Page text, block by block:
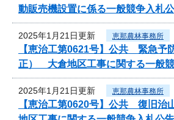
動販売機設置に係る一般競争入札
2025年1月21日更新 恵那農林事務所
【恵治工第0621号】公共 緊急予
正） 大倉地区工事に関する一般
2025年1月21日更新 恵那農林事務所
【恵治工第0620号】公共 復旧治